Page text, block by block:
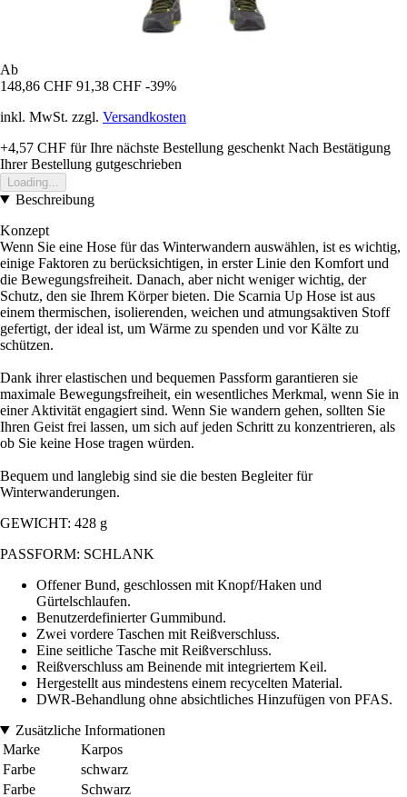
Ab
148,86 CHF 91,38 CHF -39%
inkl. MwSt. zzgl. Versandkosten
+4,57 CHF für Ihre nächste Bestellung geschenkt Nach Bestätigung
Ihrer Bestellung gutgeschrieben
Loading...
Beschreibung
Konzept
Wenn Sie eine Hose für das Winterwandern auswählen, ist es wichtig,
einige Faktoren zu berücksichtigen, in erster Linie den Komfort und
die Bewegungsfreiheit. Danach, aber nicht weniger wichtig, der
Schutz, den sie Ihrem Körper bieten. Die Scarnia Up Hose ist aus
einem thermischen, isolierenden, weichen und atmungsaktiven Stoff
gefertigt, der ideal ist, um Wärme zu spenden und vor Kälte zu
schützen.
Dank ihrer elastischen und bequemen Passform garantieren sie
maximale Bewegungsfreiheit, ein wesentliches Merkmal, wenn Sie in
einer Aktivität engagiert sind. Wenn Sie wandern gehen, sollten Sie
Ihren Geist frei lassen, um sich auf jeden Schritt zu konzentrieren, als
ob Sie keine Hose tragen würden.
Bequem und langlebig sind sie die besten Begleiter für
Winterwanderungen.
GEWICHT: 428 g
PASSFORM: SCHLANK
Offener Bund, geschlossen mit Knopf/Haken und
Gürtelschlaufen.
Benutzerdefinierter Gummibund.
Zwei vordere Taschen mit Reißverschluss.
Eine seitliche Tasche mit Reißverschluss.
Reißverschluss am Beinende mit integriertem Keil.
Hergestellt aus mindestens einem recycelten Material.
DWR-Behandlung ohne absichtliches Hinzufügen von PFAS.
Zusätzliche Informationen
Marke
Karpos
Farbe
schwarz
Farbe
Schwarz